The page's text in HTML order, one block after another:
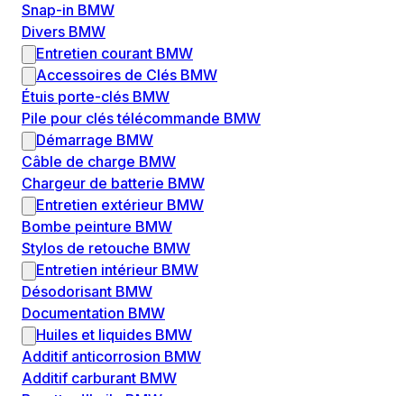
Snap-in BMW
Divers BMW
Entretien courant BMW
Accessoires de Clés BMW
Étuis porte-clés BMW
Pile pour clés télécommande BMW
Démarrage BMW
Câble de charge BMW
Chargeur de batterie BMW
Entretien extérieur BMW
Bombe peinture BMW
Stylos de retouche BMW
Entretien intérieur BMW
Désodorisant BMW
Documentation BMW
Huiles et liquides BMW
Additif anticorrosion BMW
Additif carburant BMW